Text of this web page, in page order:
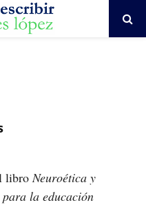
libro Neuroética y
la educación